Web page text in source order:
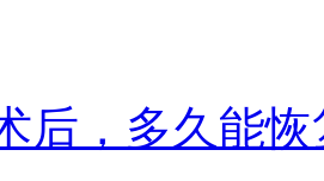
后，多久能